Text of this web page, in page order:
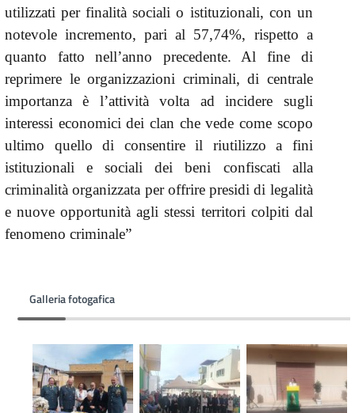
utilizzati per finalità sociali o istituzionali, con un
notevole incremento, pari al 57,74%, rispetto a
quanto fatto nell’anno precedente. Al fine di
reprimere le organizzazioni criminali, di centrale
importanza è l’attività volta ad incidere sugli
interessi economici dei clan che vede come scopo
ultimo quello di consentire il riutilizzo a fini
istituzionali e sociali dei beni confiscati alla
criminalità organizzata per offrire presidi di legalità
e nuove opportunità agli stessi territori colpiti dal
fenomeno criminale”
Galleria fotogafica